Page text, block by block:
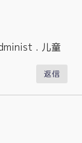
. 儿童
返信